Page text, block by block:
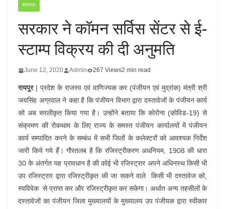
स्वास्थ्य
सरकार ने कॉमन सर्विस सेंटर से ई-
स्टाम्प विक्रय की दी अनुमति
June 12, 2020 Admin 267 Views2 min read
रायपुर| प्रदेश के राजस्व एवं वाणिज्यक कर (पंजीयन एवं मुद्रांक) मंत्री श्री
जयसिंह अग्रवाल ने कहा है कि पंजीयन विभाग द्वारा दस्तावेजों के पंजीयन कार्य
को अब सरलीकृत किया गया है। उन्होंने बताया कि कोरोना (कोविड-19) से
संक्रमण की रोकथाम के लिए राज्य के समस्त पंजीयन कार्यालयों में पंजीयन
कार्य सम्पादित करने के सम्बंध में सभी जिलों के कलेक्टरों को आवश्यक निर्देश
जारी किये गये हैं। गौरतलब है कि रजिस्ट्रीकरण अधनियम, 1908 की धारा
30 के अंतर्गत यह प्रावधान है की कोई भी रजिस्ट्रार अपने अधिनस्थ किसी भी
उप रजिस्ट्रार द्वारा रजिस्ट्रीकृत की जा सकने वाले किसी भी दस्तावेज को,
स्वविवेक से प्राप्त कर और रजिस्ट्रीकृत कर सकेगा। अर्थात अन्य तहसीलों के
दस्तावेजों का पंजीयन जिला मुख्यालयों के मुख्यालय उप पंजीयक द्वारा स्वीकार